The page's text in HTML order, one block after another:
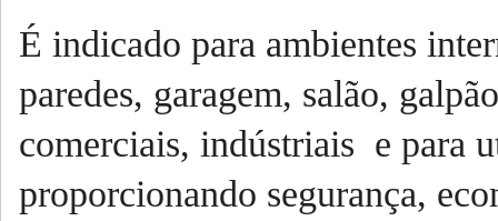
É indicado para ambientes
paredes, garagem, salão,
comerciais, indústriais e para
proporcionando segurança,